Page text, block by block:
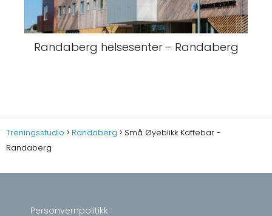
Randaberg helsesenter - Randaberg
Treningsstudio Randaberg
Små Øyeblikk Kaffebar -
Randaberg
Personvernpolitikk